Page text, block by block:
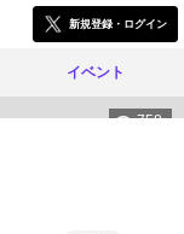
新規登録・ログイン
イベント
758